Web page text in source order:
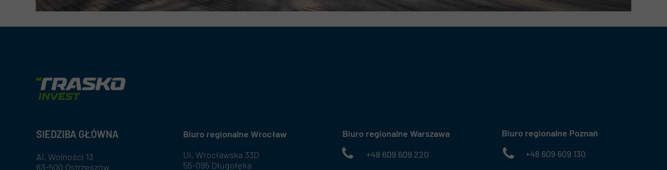
Biuro regionalne Warszawa
+48 609 609 220
Biuro regionalne Wrocław
Ul. Wrocławska 33D
55-095 Długołęka
SIEDZIBA GŁÓWNA
Al. Wolności 13
63-500 Ostrzeszów
Biuro regionalne Poznań
+48 609 609 130